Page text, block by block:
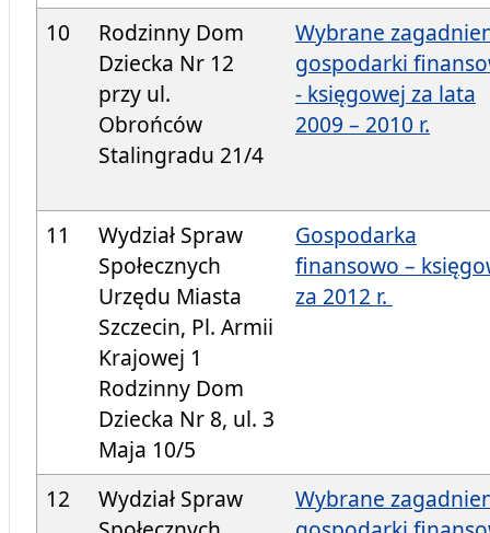
10
Rodzinny Dom
Dziecka Nr 12
przy ul.
Obrońców
Stalingradu 21/4
Wybrane
gospodarki
- księgowej za lata
2009 – 2010 r.
11
Wydział Spraw
Społecznych
Urzędu Miasta
Szczecin, Pl. Armii
Krajowej 1
Rodzinny Dom
Dziecka Nr 8, ul. 3
Maja 10/5
Gospodarka
finansowo –
za 2012 r.
12
Wydział Spraw
Wybrane